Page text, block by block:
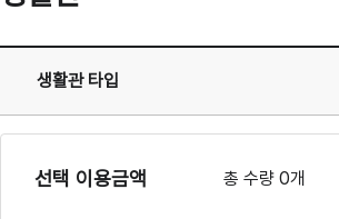
생
활
생활관 타입
생
활
선택 이용금액 총 수량 0개